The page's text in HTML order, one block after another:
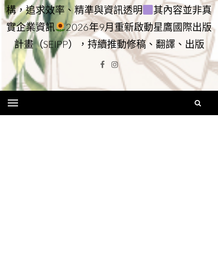
構，追求效率、精準與資訊透明
其內容並非真
實企業資訊
2026年9月重新啟動星鷹國際出版
計畫（SEIPP），持續推動修稿、翻譯、出版
Facebook
Instagram